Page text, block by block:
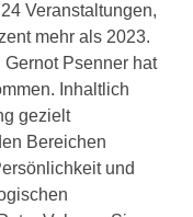
Veranstaltungen,
mehr als 2023.
Psenner hat
Inhaltlich
gezielt
Bereichen
und